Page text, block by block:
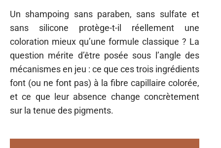
Un shampoing sans paraben, sans sulfate et
sans silicone protège-t-il réellement une
coloration mieux qu’une formule classique ? La
question mérite d’être posée sous l’angle des
mécanismes en jeu : ce que ces trois ingrédients
font (ou ne font pas) à la fibre capillaire colorée,
et ce que leur absence change concrètement
sur la tenue des pigments.